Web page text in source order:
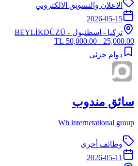
الاعلان والتسويق الالكتروني
2026-05-15
تركيا - اسطنبول - BEYLİKDÜZÜ
25,000.00 - 50,000.00 TL
دوام جزئي
سائق مندوب
Wh internetational group
وظائف أخرى
2026-05-11